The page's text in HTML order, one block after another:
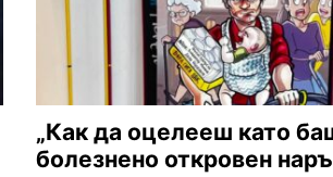
„Как да оцелееш като
болезнено откровен